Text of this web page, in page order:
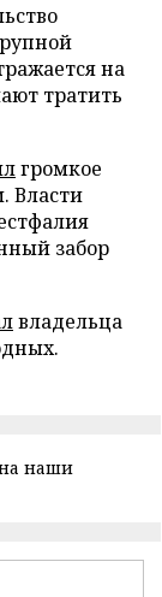
на
тратить
громкое
Власти
забор
владельца
наши